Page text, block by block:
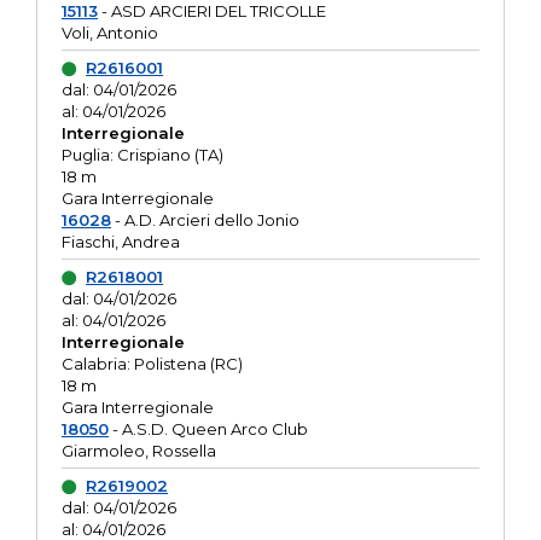
15113- ASD ARCIERI DEL TRICOLLE
Voli, Antonio
R2616001
dal: 04/01/2026
al: 04/01/2026
Interregionale
Puglia: Crispiano (TA)
18 m
Gara Interregionale
16028- A.D. Arcieri dello Jonio
Fiaschi, Andrea
R2618001
dal: 04/01/2026
al: 04/01/2026
Interregionale
Calabria: Polistena (RC)
18 m
Gara Interregionale
18050- A.S.D. Queen Arco Club
Giarmoleo, Rossella
R2619002
dal: 04/01/2026
al: 04/01/2026